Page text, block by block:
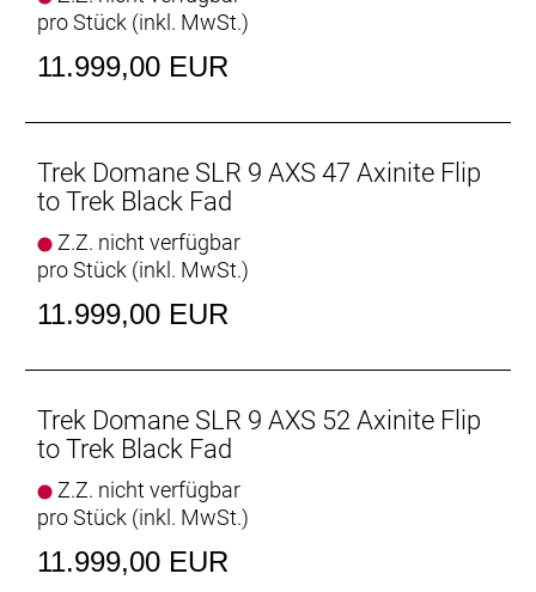
IsoCore Lenker, der Straßenvibrationen im Vergleich
zu herkömmlichen Carbonlenkern um 20 %
verringert.
Domane-Carbonrahmen und ist mit rennbereiten
Teilen bestückt, wie etwa der drahtlosen SRAM RED
Reifen. Mit diesem Rennrad bekommst du eine
Ausstattung, die dir in puncto Komfort,
Zuverlässigkeit und Geschwindigkeit sowohl auf
epischen Ganztagesabenteuern als auch auf
- Das hintere IsoSpeed, die integrierten Züge, die
aerodynamischen Kammtail-Rohrprofile und unser
machen das Domane SLR Gen 4 zu einem
hochschnellen, ultraleichten und besonders
geschmeidigen Rennrad.
- SRAMs komplett drahtlose, ultraleichte Topgruppe
pro Stück (inkl. MwSt.)
11.999,00 EUR
Trek Domane SLR 9 AXS 47 Axinite Flip
to Trek Black Fad
Z.Z. nicht verfügbar
pro Stück (inkl. MwSt.)
11.999,00 EUR
Trek Domane SLR 9 AXS 52 Axinite Flip
to Trek Black Fad
Z.Z. nicht verfügbar
pro Stück (inkl. MwSt.)
11.999,00 EUR